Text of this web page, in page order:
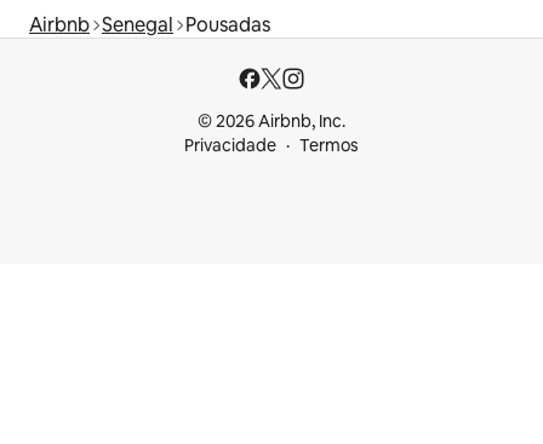
Airbnb Senegal Pousadas
© 2026 Airbnb, Inc.
Privacidade
Termos